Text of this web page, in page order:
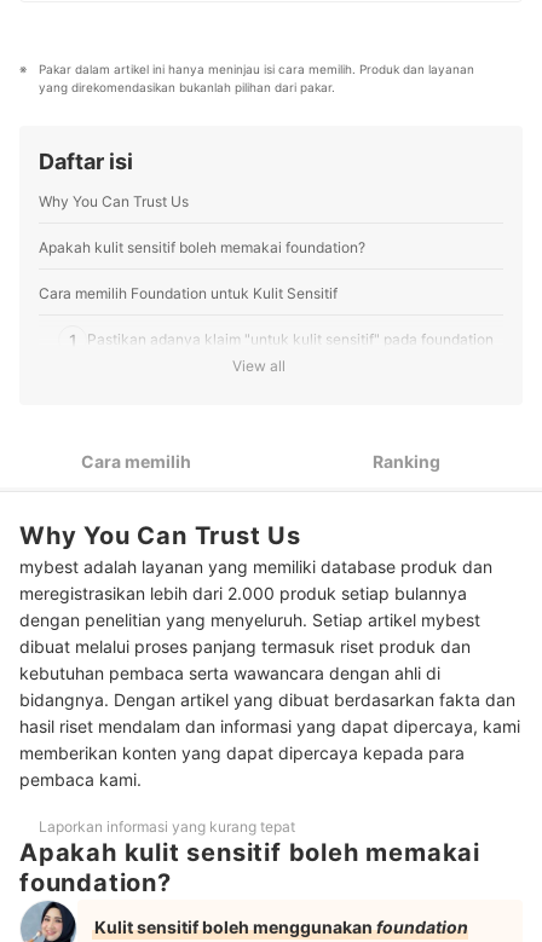
Marketing untuk brand skincare dan suplemen, ia
terbiasa menulis artikel berbasis riset pasar yang sesuai
Profil Willa
Pakar dalam artikel ini hanya meninjau isi cara memilih. Produk dan layanan
yang direkomendasikan bukanlah pilihan dari pakar.
Daftar isi
Why You Can Trust Us
Apakah kulit sensitif boleh memakai foundation?
Cara memilih Foundation untuk Kulit Sensitif
1 Pastikan adanya klaim "untuk kulit sensitif" pada foundation
dengan dewy finish
kulit Anda
5
Agar tidak mudah menyumbat pori-pori, prioritaskan light
coverage
6 Sesuaikan juga klaim lainnya dengan kebutuhan kulit Anda
Peringkat Foundation untuk Kulit Sensitif Terbaik
Baca juga rekomendasi skincare untuk kulit sensitif di sini
View all
Cara memilih Ranking
Why You Can Trust Us
mybest adalah layanan yang memiliki database produk dan
meregistrasikan lebih dari 2.000 produk setiap bulannya
dengan penelitian yang menyeluruh. Setiap artikel mybest
dibuat melalui proses panjang termasuk riset produk dan
kebutuhan pembaca serta wawancara dengan ahli di
bidangnya. Dengan artikel yang dibuat berdasarkan fakta dan
hasil riset mendalam dan informasi yang dapat dipercaya, kami
memberikan konten yang dapat dipercaya kepada para
pembaca kami.
Laporkan informasi yang kurang tepat
Apakah kulit sensitif boleh memakai
foundation?
Kulit sensitif boleh menggunakanfoundation